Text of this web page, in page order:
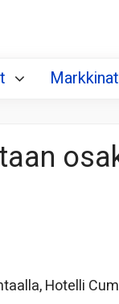
Markkinat
Hotelli